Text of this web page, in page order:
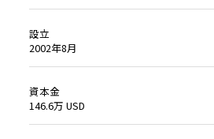
設立
資本金